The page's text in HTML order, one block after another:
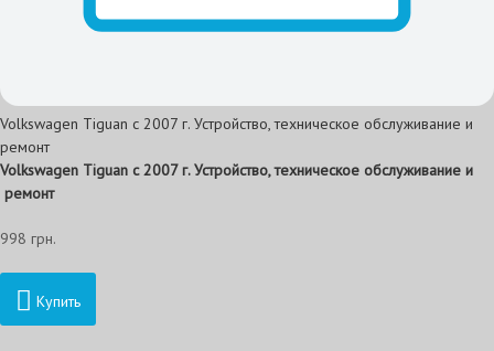
Volkswagen Tiguan с 2007 г. Устройство, техническое обслуживание и
ремонт
Volkswagen Tiguan c 2007 г. Устройство, техническое обслуживание и
ремонт
998 грн.
Купить